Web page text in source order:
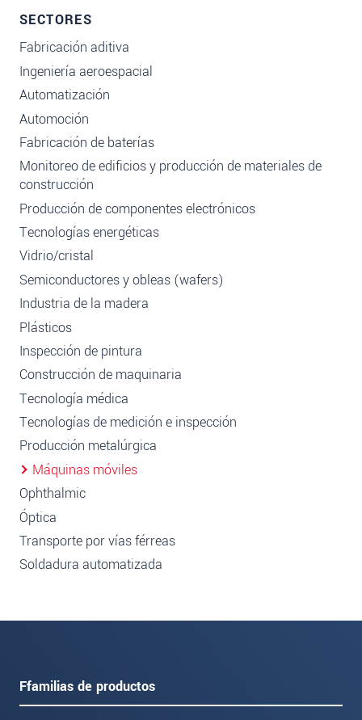
SECTORES
Fabricación aditiva
Ingeniería aeroespacial
Automatización
Automoción
Fabricación de baterías
Monitoreo de edificios y producción de materiales de
construcción
Producción de componentes electrónicos
Tecnologías energéticas
Vidrio/cristal
Semiconductores y obleas (wafers)
Industria de la madera
Plásticos
Inspección de pintura
Construcción de maquinaria
Tecnología médica
Tecnologías de medición e inspección
Producción metalúrgica
Máquinas móviles
Ophthalmic
Óptica
Transporte por vías férreas
Soldadura automatizada
Ffamilias de productos